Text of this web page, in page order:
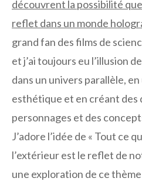
découvrent la possibilité
reflet dans un monde
grand fan des films de
et j’ai toujours eu l’illusion
dans un univers parallèle,
esthétique et en créant des
personnages et des
J’adore l’idée de « Tout ce
l’extérieur est le reflet de
une exploration de ce